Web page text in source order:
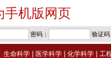
手机版网页
生命科学 医学科学 化学科学 工